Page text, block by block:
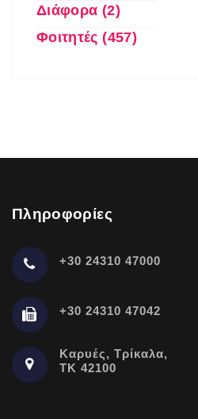
Διάφορα (2)
Φοιτητές (457)
Πληροφορίες
+30 24310 47000
+30 24310 47042
Καρυές, Τρίκαλα,
ΤΚ 42100